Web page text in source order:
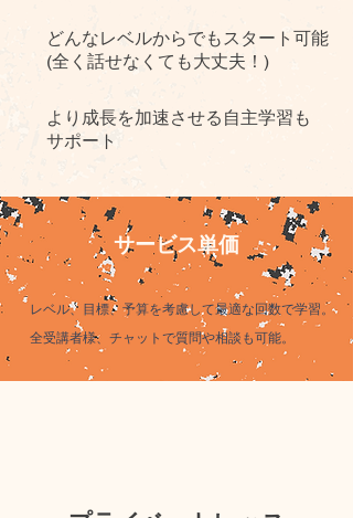
​どんなレベルからでもスタート可能
(全く話せなくても大丈夫！)
より成長を加速させる自主学習も
サポート
サービス単価
​レベル、目標、予算を考慮して最適な回数で学習。
全​受講者様、チャットで質問や相談も可能。